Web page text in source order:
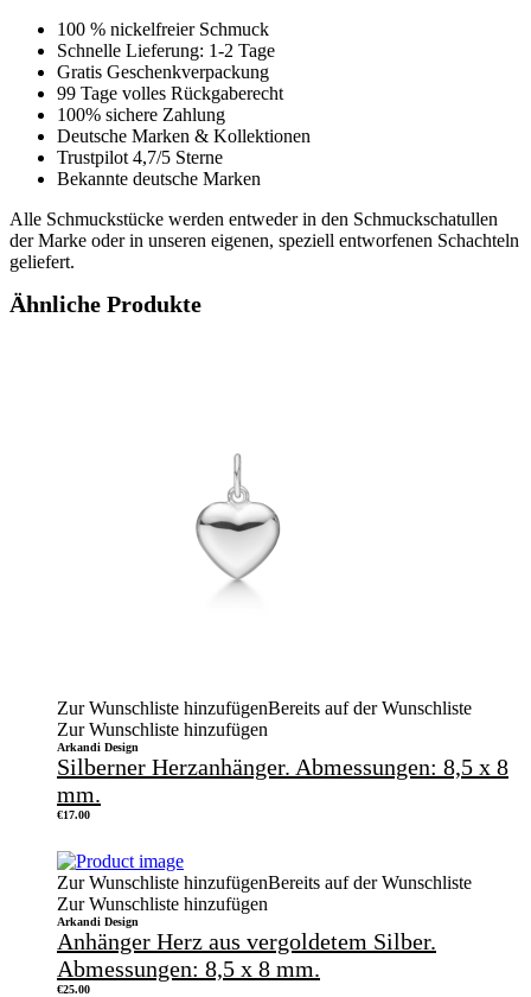
100 % nickelfreier Schmuck
Schnelle Lieferung: 1-2 Tage
Gratis Geschenkverpackung
99 Tage volles Rückgaberecht
100% sichere Zahlung
Deutsche Marken & Kollektionen
Trustpilot 4,7/5 Sterne
Bekannte deutsche Marken
Alle Schmuckstücke werden entweder in den Schmuckschatullen
der Marke oder in unseren eigenen, speziell entworfenen Schachteln
geliefert.
Ähnliche Produkte
Zur Wunschliste hinzufügenBereits auf der Wunschliste
Zur Wunschliste hinzufügen
Arkandi Design
Silberner Herzanhänger. Abmessungen: 8,5 x 8
mm.
€17.00
Zur Wunschliste hinzufügenBereits auf der Wunschliste
Zur Wunschliste hinzufügen
Arkandi Design
Anhänger Herz aus vergoldetem Silber.
Abmessungen: 8,5 x 8 mm.
€25.00